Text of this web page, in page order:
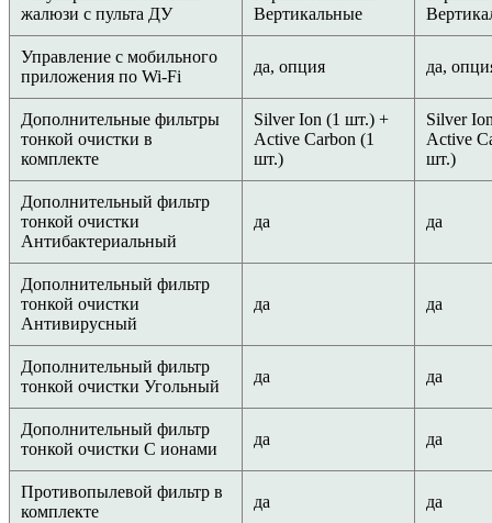
жалюзи с пульта ДУ
Вертикальные
Управление c мобильного
приложения по Wi-Fi
да, опция да,
Дополнительные фильтры
тонкой очистки в
комплекте
Silver Ion (1 шт.) +
Active Carbon (1
шт.)
Silver
Active
шт.)
Дополнительный фильтр
тонкой очистки
Антибактериальный
да да
Дополнительный фильтр
тонкой очистки
Антивирусный
да да
Дополнительный фильтр
тонкой очистки Угольный
да да
Дополнительный фильтр
тонкой очистки С ионами
да да
Противопылевой фильтр в
комплекте
да да